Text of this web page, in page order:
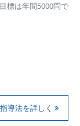
標は年間5000問で
指導法を詳しく